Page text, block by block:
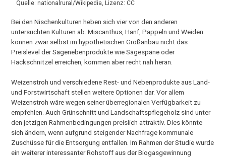
Quelle: nationalrural/Wikipedia, Lizenz: CC
Bei den Nischenkulturen heben sich vier von den anderen
untersuchten Kulturen ab. Miscanthus, Hanf, Pappeln und Weiden
können zwar selbst im hypothetischen Großanbau nicht das
Preislevel der Sägenebenprodukte wie Sägespäne oder
Hackschnitzel erreichen, kommen aber recht nah heran.
Weizenstroh und verschiedene Rest- und Nebenprodukte aus Land-
und Forstwirtschaft stellen weitere Optionen dar. Vor allem
Weizenstroh wäre wegen seiner überregionalen Verfügbarkeit zu
empfehlen. Auch Grünschnitt und Landschaftspflegeholz sind unter
den jetzigen Rahmenbedingungen preislich attraktiv. Dies könnte
sich ändern, wenn aufgrund steigender Nachfrage kommunale
Zuschüsse für die Entsorgung entfallen. Im Rahmen der Studie wurde
ein weiterer interessanter Rohstoff aus der Biogasgewinnung